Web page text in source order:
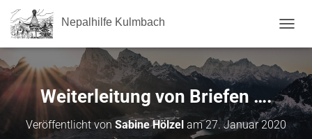
Nepalhilfe Kulmbach
Weiterleitung von Briefen ….
Veröffentlicht von Sabine Hölzel am27. Januar 2020